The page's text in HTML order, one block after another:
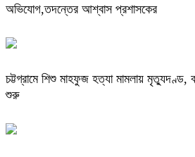
অভিযোগ,তদন্তের আশ্বাস প্রশাসকের
চট্টগ্রামে শিশু মাহফুজ হত্যা মামলায় মৃত্যুদণ্ড,
শুরু